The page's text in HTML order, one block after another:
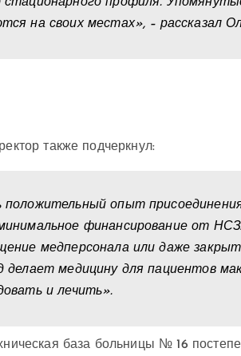
на своих местах», – рассказал
также подчеркнул:
положительный опыт
финансирование от
медперсонала или даже
делает медицину для пациентов
и лечить».
база больницы № 16